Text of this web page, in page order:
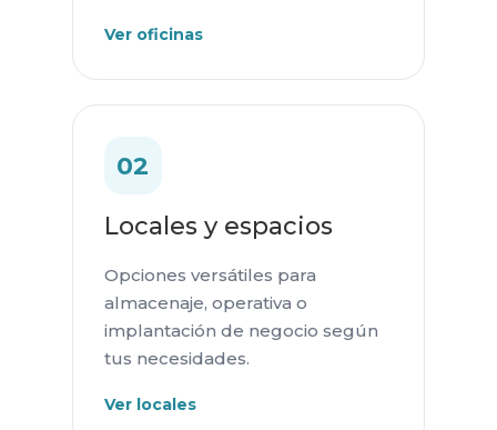
Ver oficinas
02
Locales y espacios
Opciones versátiles para
almacenaje, operativa o
implantación de negocio según
tus necesidades.
Ver locales